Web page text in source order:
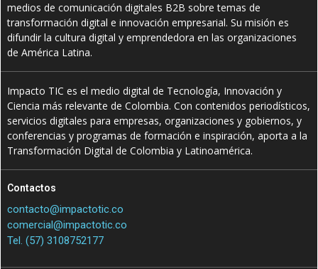
medios de comunicación digitales B2B sobre temas de
transformación digital e innovación empresarial. Su misión es
difundir la cultura digital y emprendedora en las organizaciones
de América Latina.
Impacto TIC es el medio digital de Tecnología, Innovación y
Ciencia más relevante de Colombia. Con contenidos periodísticos,
servicios digitales para empresas, organizaciones y gobiernos, y
conferencias y programas de formación e inspiración, aporta a la
Transformación Digital de Colombia y Latinoamérica.
Contactos
contacto@impactotic.co
comercial@impactotic.co
Tel. (57) 3108752177